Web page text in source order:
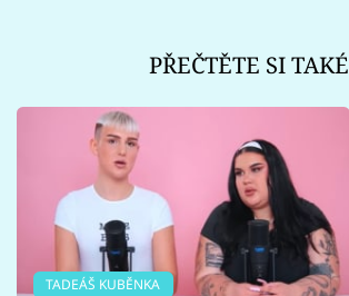
PŘEČTĚTE SI TAKÉ
TADEÁŠ KUBĚNKA